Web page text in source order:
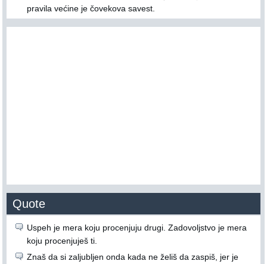
pravila većine je čovekova savest.
Quote
Uspeh je mera koju procenjuju drugi. Zadovoljstvo je mera
koju procenjuješ ti.
Znaš da si zaljubljen onda kada ne želiš da zaspiš, jer je